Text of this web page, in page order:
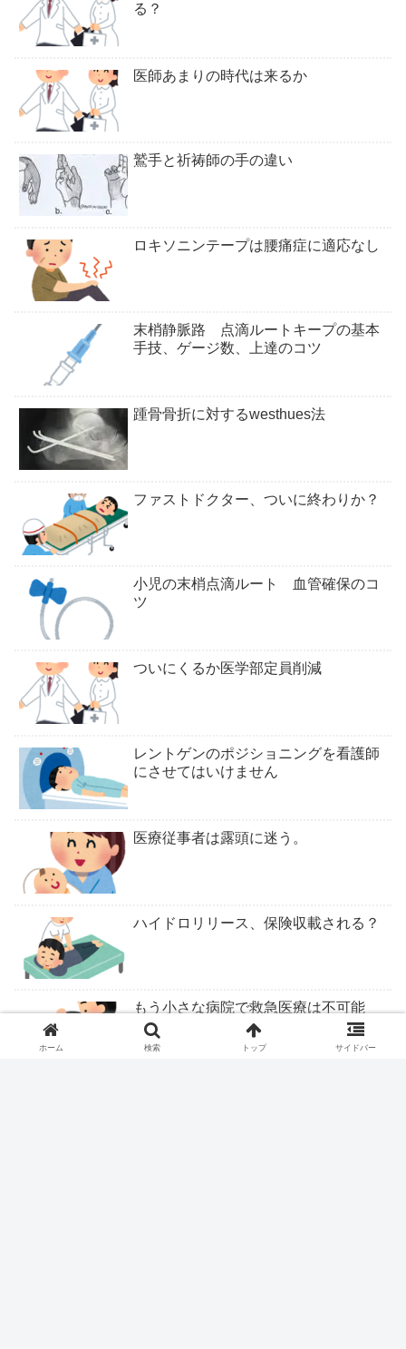
る？
医師あまりの時代は来るか
鷲手と祈祷師の手の違い
ロキソニンテープは腰痛症に適応なし
末梢静脈路 点滴ルートキープの基本
手技、ゲージ数、上達のコツ
踵骨骨折に対するwesthues法
ファストドクター、ついに終わりか？
小児の末梢点滴ルート 血管確保のコ
ツ
ついにくるか医学部定員削減
レントゲンのポジショニングを看護師
にさせてはいけません
医療従事者は露頭に迷う。
ハイドロリリース、保険収載される？
もう小さな病院で救急医療は不可能
ホーム 検索 トップ サイドバー